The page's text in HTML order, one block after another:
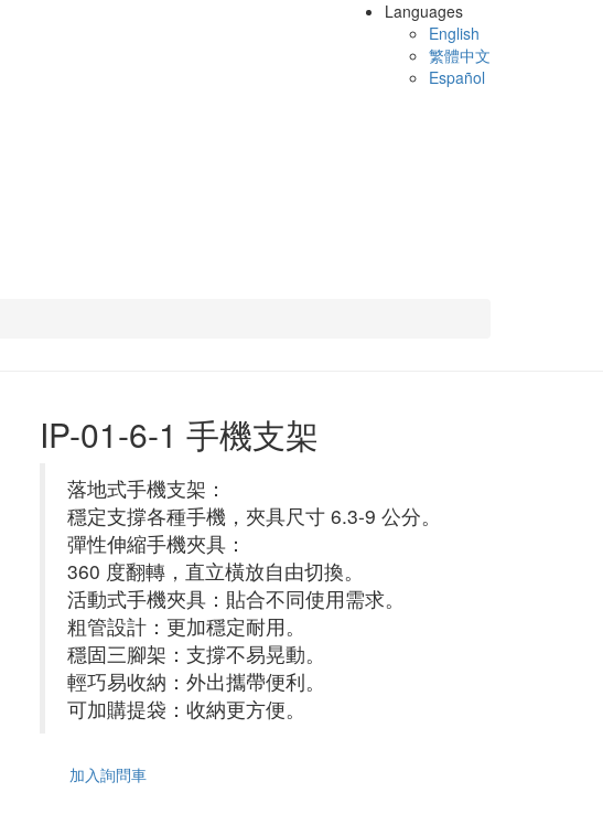
Languages
English
繁體中文
Español
IP-01-6-1 手機支架
落地式手機支架：
穩定支撐各種手機，夾具尺寸 6.3-9 公分。
彈性伸縮手機夾具：
360 度翻轉，直立橫放自由切換。
活動式手機夾具：貼合不同使用需求。
粗管設計：更加穩定耐用。
穩固三腳架：支撐不易晃動。
輕巧易收納：外出攜帶便利。
可加購提袋：收納更方便。
加入詢問車